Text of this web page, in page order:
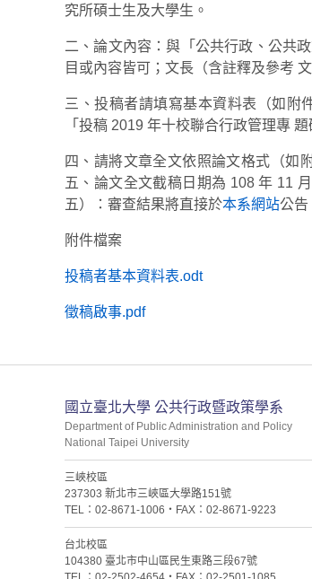
究所碩士生及大學生。
二、論文內容：與「公共行政、公共
目或內容皆可；文長（含註釋及參考
三、投稿者請填寫基本資料表（如附
「投稿 2019 年十校聯合行政管理專
四、請將文章全文依照論文格式（如
五、論文全文截稿日期為 108 年 11
五）：審查結果將直接於本系網站公告
附件檔案
投稿者基本資料表.odt
徵稿啟事.pdf
:::
國立臺北大學 公共行政暨政策學系
Department of Public Administration and Policy
National Taipei University
三峽校區
237303 新北市三峽區大學路151號
TEL：02-8671-1006・FAX：02-8671-9223
台北校區
104380 臺北市中山區民生東路三段67號